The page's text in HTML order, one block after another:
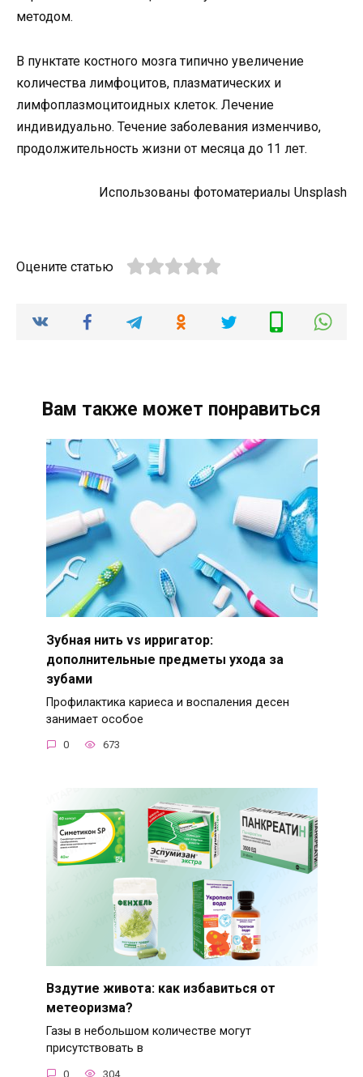
методом.
В пунктате костного мозга типично увеличение
количества лимфоцитов, плазматических и
лимфоплазмоцитоидных клеток. Лечение
индивидуально. Течение заболевания изменчиво,
продолжительность жизни от месяца до 11 лет.
Использованы фотоматериалы Unsplash
Оцените статью
Вам также может понравиться
Зубная нить vs ирригатор:
дополнительные предметы ухода за
зубами
Профилактика кариеса и воспаления десен
занимает особое
0 673
Вздутие живота: как избавиться от
метеоризма?
Газы в небольшом количестве могут
присутствовать в
0 304